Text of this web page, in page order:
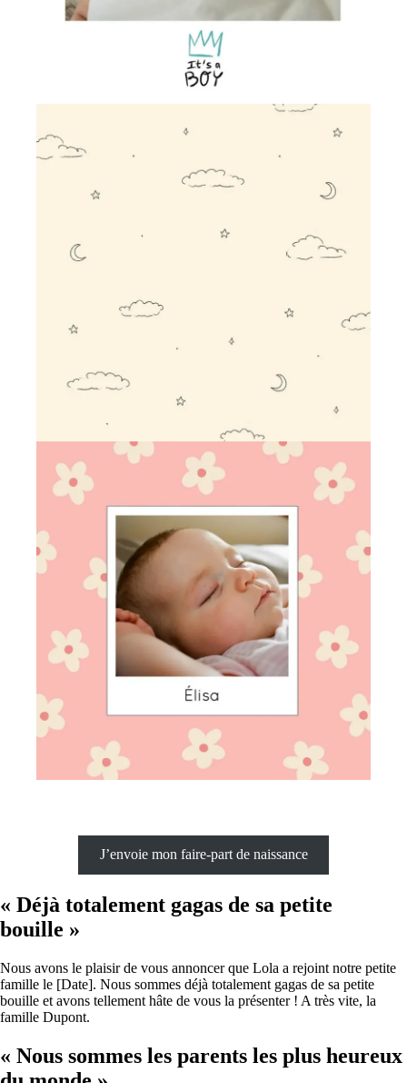
J’envoie mon faire-part de naissance
« Déjà totalement gagas de sa petite
bouille »
Nous avons le plaisir de vous annoncer que Lola a rejoint notre petite
famille le [Date]. Nous sommes déjà totalement gagas de sa petite
bouille et avons tellement hâte de vous la présenter ! A très vite, la
famille Dupont.
« Nous sommes les parents les plus heureux